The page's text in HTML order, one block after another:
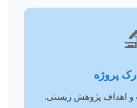
اهداف پژوهش زیستی.